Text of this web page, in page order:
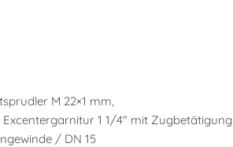
M 22×1 mm,
1 1/4″ mit Zugbetätigung
/ DN 15